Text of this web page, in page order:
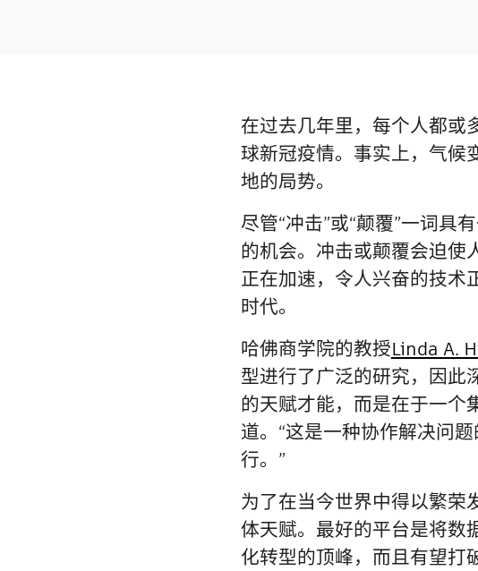
在过去几年里，每个人都或
球新冠疫情。事实上，气候
地的局势。
尽管“冲击”或“颠覆”一词具
的机会。冲击或颠覆会迫使
正在加速，令人兴奋的技术
时代。
哈佛商学院的教授Linda A.
型进行了广泛的研究，因此
的天赋才能，而是在于一个
道。“这是一种协作解决问
行。”
为了在当今世界中得以繁荣
体天赋。最好的平台是将数
化转型的顶峰，而且有望打